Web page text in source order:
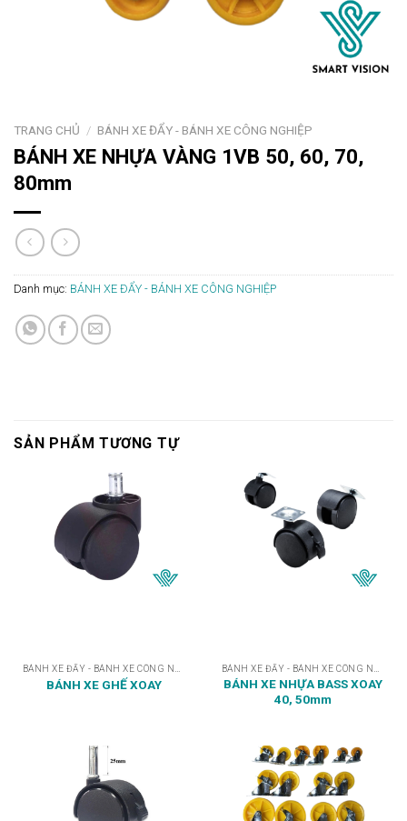
TRANG CHỦ / BÁNH XE ĐẨY - BÁNH XE CÔNG NGHIỆP
BÁNH XE NHỰA VÀNG 1VB 50, 60, 70,
80mm
Danh mục: BÁNH XE ĐẨY - BÁNH XE CÔNG NGHIỆP
SẢN PHẨM TƯƠNG TỰ
BÁNH XE GHẾ XOAY
BÁNH XE NHỰA BASS XOAY
40, 50mm